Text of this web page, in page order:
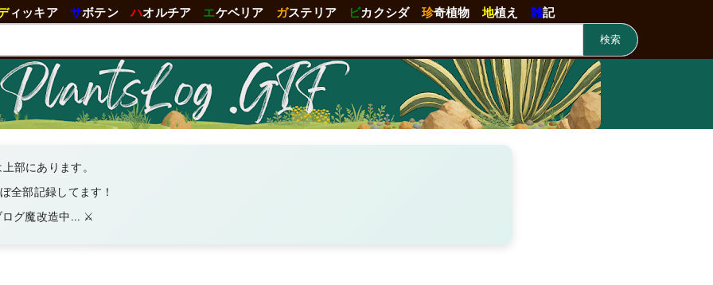
ィッキア サボテン ハオルチア エケベリア ガステリア ビカクシダ 珍奇植物 地植え 雑記
検索
部にあります。
全部記録してます！
グ魔改造中... ⚔️